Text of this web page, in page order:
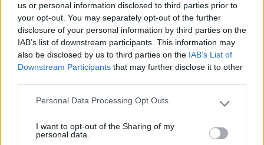
us or personal information disclosed to third parties prior to
your opt-out. You may separately opt-out of the further
disclosure of your personal information by third parties on the
IAB’s list of downstream participants. This information may
also be disclosed by us to third parties on the IAB’s List of
Downstream Participants that may further disclose it to other
Please note that this website/app uses one or more Google
not limited to your visit or usage behaviour. You may click to
Personal Data Processing Opt Outs
I want to opt-out of the Sharing of my
personal data.
Trasporti
Top Class 160 30/09/2013 15:29